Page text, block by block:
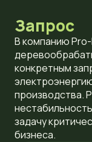
Запрос
В компанию
конкретным
производства.
задачу
бизнеса.